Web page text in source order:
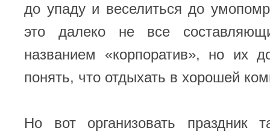
до упаду и веселиться до
это далеко не все
названием «корпоратив», но их
понять, что отдыхать в хорошей
Но вот организовать праздник